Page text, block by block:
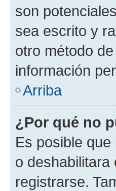
son
sea escrito y
otro método
información
Arriba
¿Por qué no
Es posible
o deshabilitara
registrarse.